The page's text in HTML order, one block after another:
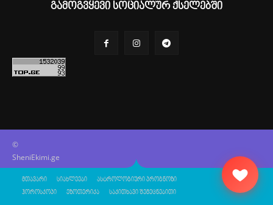
გამოგვყევი სოციალურ ქსელებში
©
SheniEkimi.ge
მთავარი სიახლეები ასტროლოგიური პროგნოზი
ჰოროსკოპი ეზოთერიკა საკითხავი შემეცნებითი